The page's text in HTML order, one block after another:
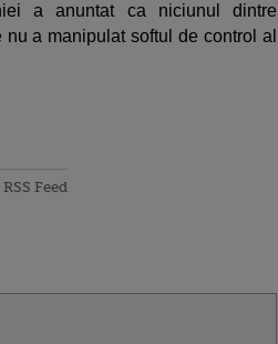
a anuntat ca niciunul dintre
a manipulat softul de control al
RSS Feed